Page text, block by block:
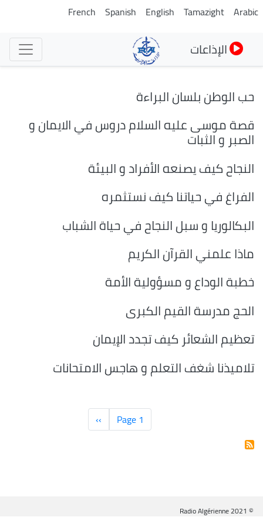
تجاوز
Arabic
Tamazight
English
Spanish
French
الإذاعات
حب الوطن بلسان البراءة
قصة موسى عليه السلام دروس في الايمان و
الصبر و الثبات
النجاح كيف يصنعه الأفراد و البيئة
الفراغ في حياتنا كيف نستثمره
البكالوريا و سبل النجاح في حياة الشباب
ماذا علمني القرآن الكريم
خطبة الوداع و مسؤولية الأمة
الحج مدرسة القيم الكبرى
تعظيم الشعائر كيف تجدد الإيمان
تلاميذنا شغف التعلم و هاجس الامتحانات
Page 1 الصفحة
التالية
››
© Radio Algérienne 2021